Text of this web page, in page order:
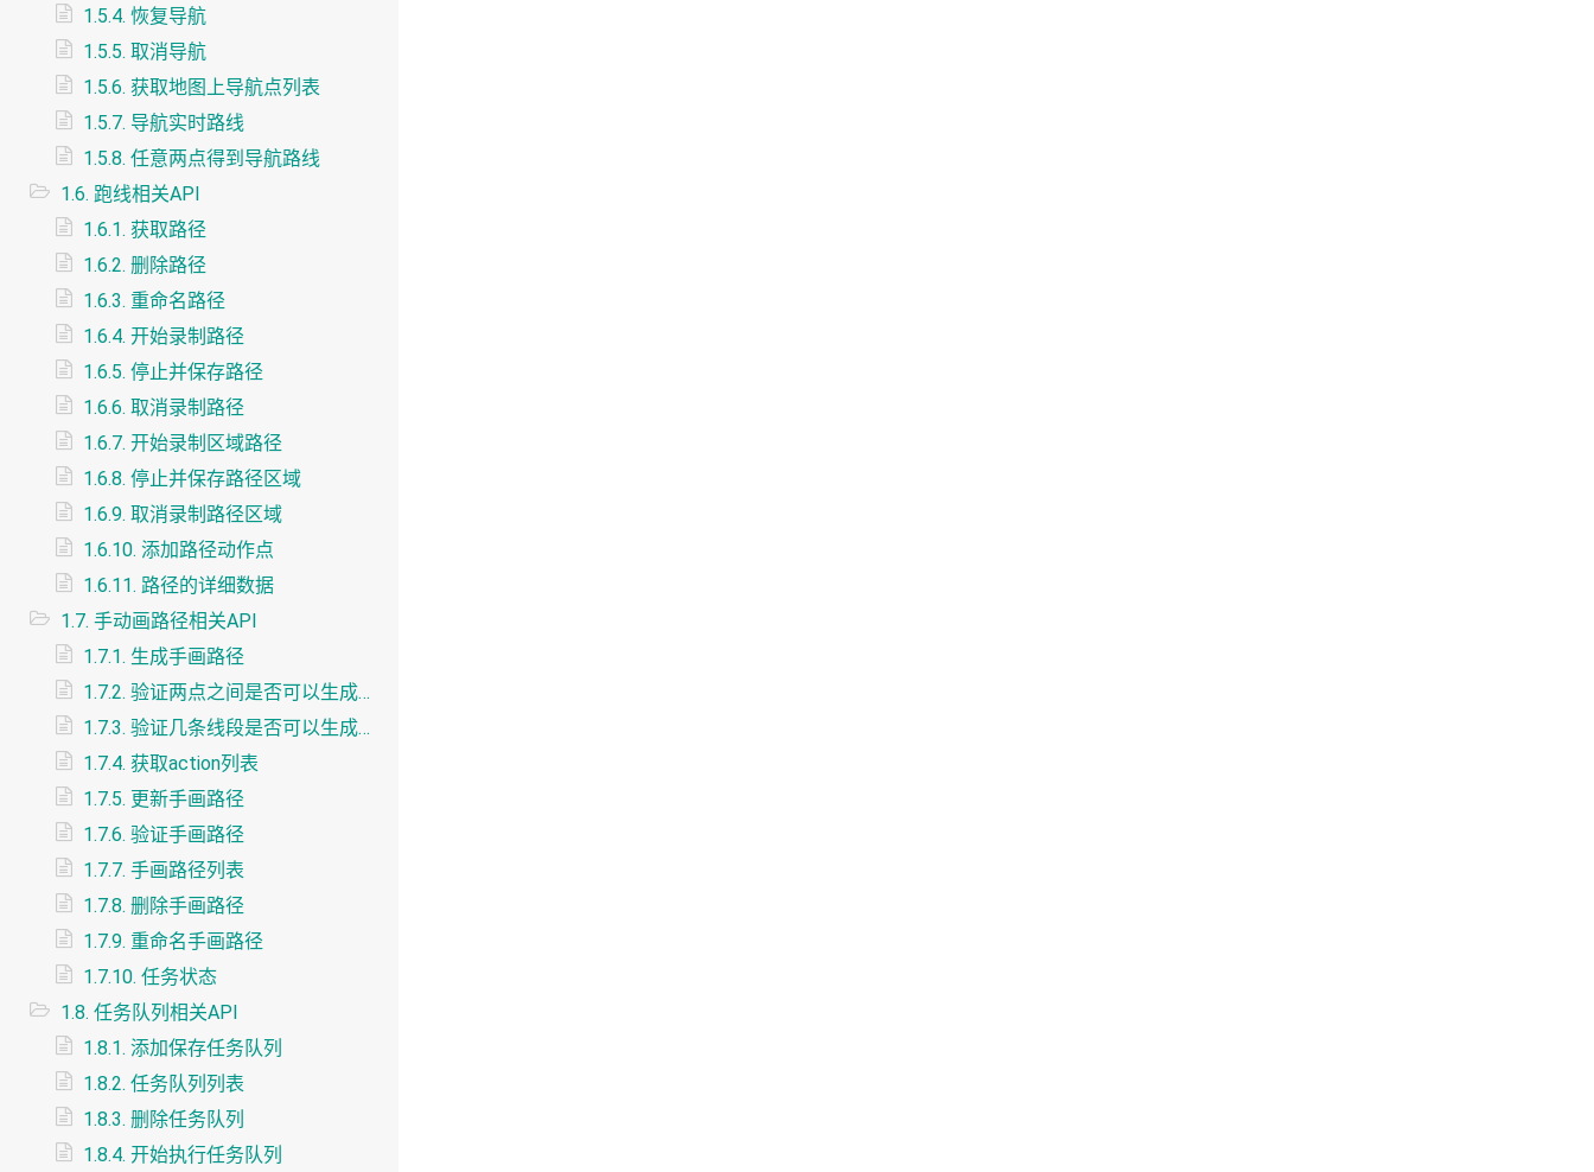
1.5.4. 恢复导航
1.5.5. 取消导航
1.5.6. 获取地图上导航点列表
1.5.7. 导航实时路线
1.5.8. 任意两点得到导航路线
1.6. 跑线相关API
1.6.1. 获取路径
1.6.2. 删除路径
1.6.3. 重命名路径
1.6.4. 开始录制路径
1.6.5. 停止并保存路径
1.6.6. 取消录制路径
1.6.7. 开始录制区域路径
1.6.8. 停止并保存路径区域
1.6.9. 取消录制路径区域
1.6.10. 添加路径动作点
1.6.11. 路径的详细数据
1.7. 手动画路径相关API
1.7.1. 生成手画路径
1.7.2. 验证两点之间是否可以生成线段
1.7.3. 验证几条线段是否可以生成路径
1.7.4. 获取action列表
1.7.5. 更新手画路径
1.7.6. 验证手画路径
1.7.7. 手画路径列表
1.7.8. 删除手画路径
1.7.9. 重命名手画路径
1.7.10. 任务状态
1.8. 任务队列相关API
1.8.1. 添加保存任务队列
1.8.2. 任务队列列表
1.8.3. 删除任务队列
1.8.4. 开始执行任务队列